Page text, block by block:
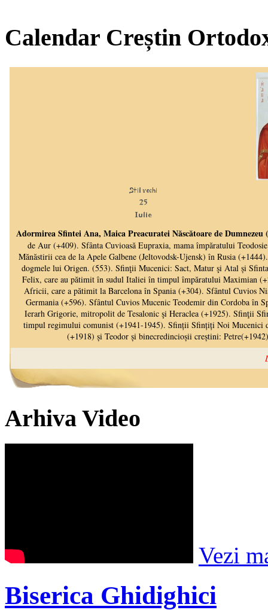
Calendar Creștin
Arhiva Video
Vezi
Biserica Ghidighici